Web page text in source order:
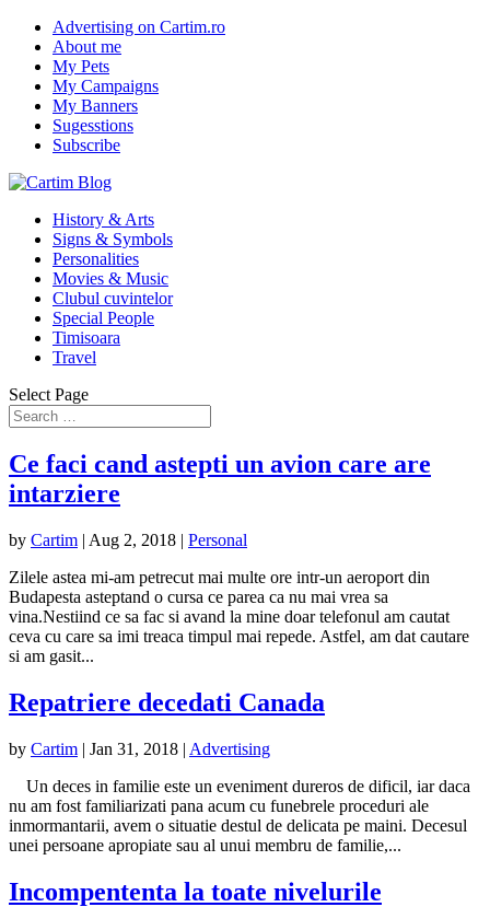
Advertising on Cartim.ro
About me
My Pets
My Campaigns
My Banners
Sugesstions
Subscribe
History & Arts
Signs & Symbols
Personalities
Movies & Music
Clubul cuvintelor
Special People
Timisoara
Travel
Select Page
Ce faci cand astepti un avion care are
intarziere
by Cartim | Aug 2, 2018 | Personal
Zilele astea mi-am petrecut mai multe ore intr-un aeroport din
Budapesta asteptand o cursa ce parea ca nu mai vrea sa
vina.Nestiind ce sa fac si avand la mine doar telefonul am cautat
ceva cu care sa imi treaca timpul mai repede. Astfel, am dat cautare
si am gasit...
Repatriere decedati Canada
by Cartim | Jan 31, 2018 | Advertising
Un deces in familie este un eveniment dureros de dificil, iar daca
nu am fost familiarizati pana acum cu funebrele proceduri ale
inmormantarii, avem o situatie destul de delicata pe maini. Decesul
unei persoane apropiate sau al unui membru de familie,...
Incompententa la toate nivelurile